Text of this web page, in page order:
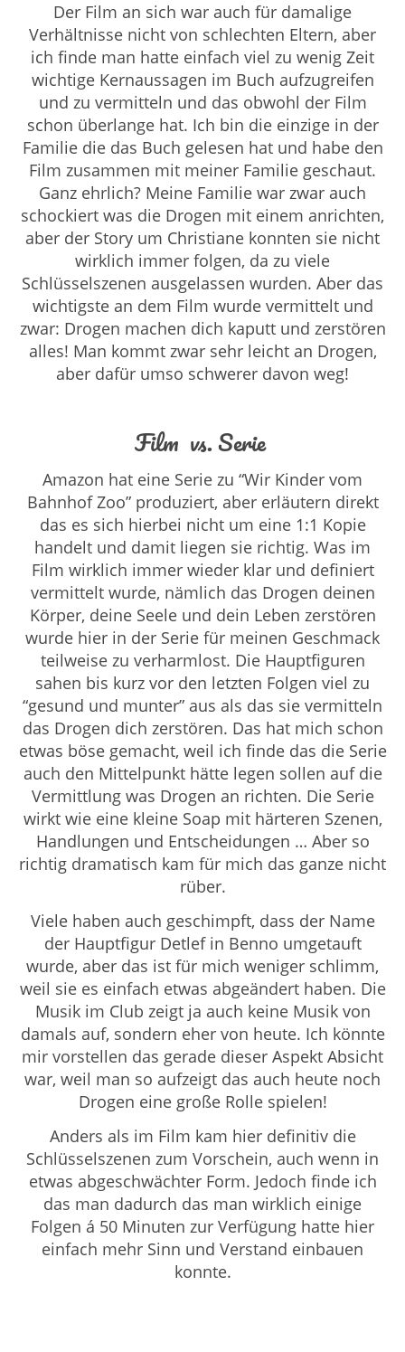
Der Film an sich war auch für damalige
Verhältnisse nicht von schlechten Eltern, aber
ich finde man hatte einfach viel zu wenig Zeit
wichtige Kernaussagen im Buch aufzugreifen
und zu vermitteln und das obwohl der Film
schon überlange hat. Ich bin die einzige in der
Familie die das Buch gelesen hat und habe den
Film zusammen mit meiner Familie geschaut.
Ganz ehrlich? Meine Familie war zwar auch
schockiert was die Drogen mit einem anrichten,
aber der Story um Christiane konnten sie nicht
wirklich immer folgen, da zu viele
Schlüsselszenen ausgelassen wurden. Aber das
wichtigste an dem Film wurde vermittelt und
zwar: Drogen machen dich kaputt und zerstören
alles! Man kommt zwar sehr leicht an Drogen,
aber dafür umso schwerer davon weg!
Film vs. Serie
Amazon hat eine Serie zu “Wir Kinder vom
Bahnhof Zoo” produziert, aber erläutern direkt
das es sich hierbei nicht um eine 1:1 Kopie
handelt und damit liegen sie richtig. Was im
Film wirklich immer wieder klar und definiert
vermittelt wurde, nämlich das Drogen deinen
Körper, deine Seele und dein Leben zerstören
wurde hier in der Serie für meinen Geschmack
teilweise zu verharmlost. Die Hauptfiguren
sahen bis kurz vor den letzten Folgen viel zu
“gesund und munter” aus als das sie vermitteln
das Drogen dich zerstören. Das hat mich schon
etwas böse gemacht, weil ich finde das die Serie
auch den Mittelpunkt hätte legen sollen auf die
Vermittlung was Drogen an richten. Die Serie
wirkt wie eine kleine Soap mit härteren Szenen,
Handlungen und Entscheidungen … Aber so
richtig dramatisch kam für mich das ganze nicht
rüber.
Viele haben auch geschimpft, dass der Name
der Hauptfigur Detlef in Benno umgetauft
wurde, aber das ist für mich weniger schlimm,
weil sie es einfach etwas abgeändert haben. Die
Musik im Club zeigt ja auch keine Musik von
damals auf, sondern eher von heute. Ich könnte
mir vorstellen das gerade dieser Aspekt Absicht
war, weil man so aufzeigt das auch heute noch
Drogen eine große Rolle spielen!
Anders als im Film kam hier definitiv die
Schlüsselszenen zum Vorschein, auch wenn in
etwas abgeschwächter Form. Jedoch finde ich
das man dadurch das man wirklich einige
Folgen á 50 Minuten zur Verfügung hatte hier
einfach mehr Sinn und Verstand einbauen
konnte.